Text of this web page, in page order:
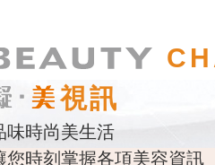
視訊
味時尚美生活
您時刻掌握各項美容資訊